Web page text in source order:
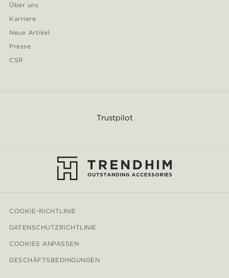
Über uns
Karriere
Neue Artikel
Presse
CSR
Trustpilot
COOKIE-RICHTLINIE
DATENSCHUTZRICHTLINIE
COOKIES ANPASSEN
GESCHÄFTSBEDINGUNGEN